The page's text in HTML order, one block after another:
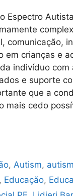
Espectro
comunicação,
em crianças e
indivíduo com
e suporte
que a
mais cedo
,Autism,
, Educação,